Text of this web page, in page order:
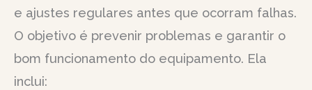
e ajustes regulares antes que ocorram falhas.
O objetivo é prevenir problemas e garantir o
bom funcionamento do equipamento. Ela
inclui: